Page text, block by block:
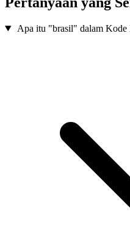
Apa itu "brasil" dalam Kode